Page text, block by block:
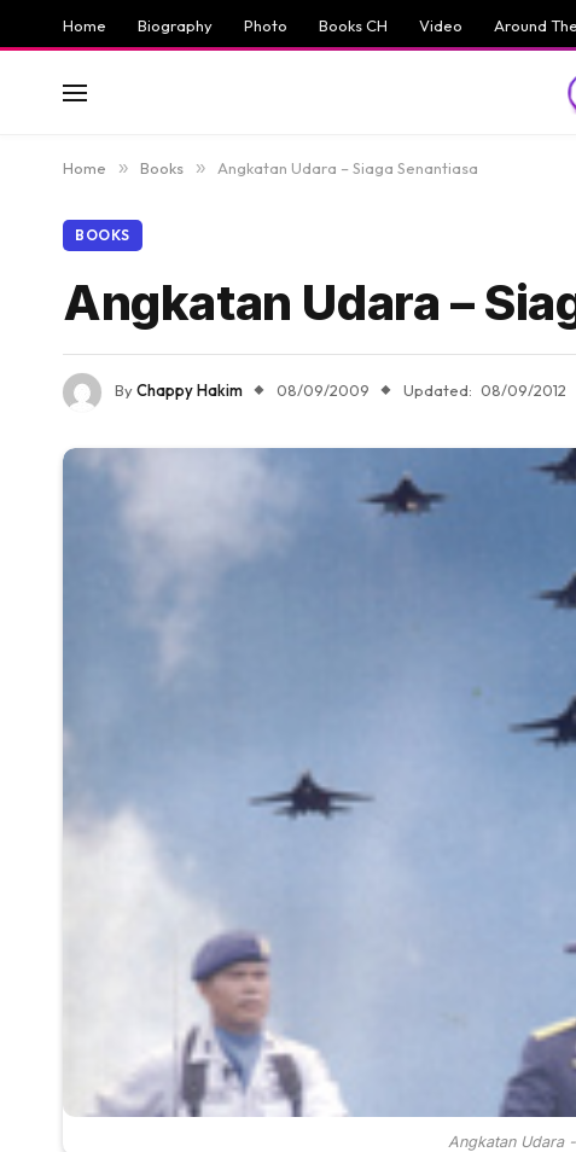
Home Biography Photo Books CH Video Around
Home » Books » Angkatan Udara – Siaga Senantiasa
BOOKS
Angkatan Udara –
ByChappy Hakim 08/09/2009 Updated: 08/09/2012
Angkatan Udara